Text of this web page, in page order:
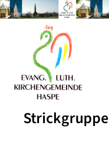
Strickgruppe